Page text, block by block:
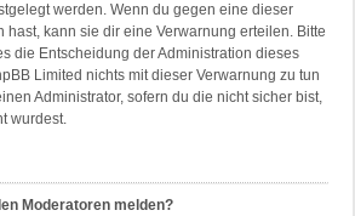
werden. Wenn du gegen eine dieser
hast, kann sie dir eine Verwarnung erteilen. Bitte
die Entscheidung der Administration dieses
Limited nichts mit dieser Verwarnung zu tun
Administrator, sofern du die nicht sicher bist,
wurdest.
Moderatoren melden?